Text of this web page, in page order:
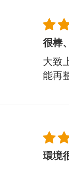
很棒
大致
能再
環境